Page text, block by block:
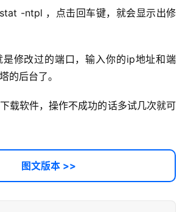
-ntpl ，点击回车键，就会显示出修
修改过的端口，输入你的ip地址和端
的后台了。
载软件，操作不成功的话多试几次就可
图文版本 >>